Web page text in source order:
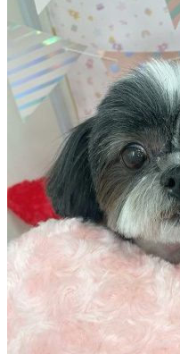
店
／
福
店）
｜
ペ
ッ
ト